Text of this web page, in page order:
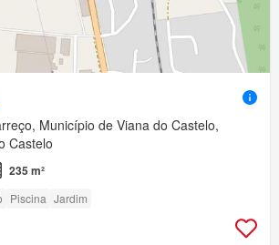
Município de Viana do Castelo,
Castelo
235 m²
Piscina Jardim